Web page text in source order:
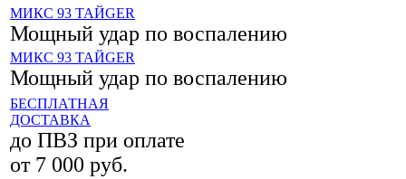
МИКС 93 ТАЙGER
Мощный удар по воспалению
МИКС 93 ТАЙGER
Мощный удар по воспалению
БЕСПЛАТНАЯ
ДОСТАВКА
до ПВЗ при оплате
от 7 000 руб.